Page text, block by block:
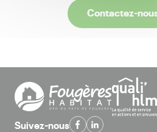
Contactez-
Suivez-nous